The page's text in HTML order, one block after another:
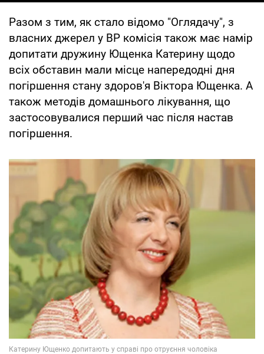
Разом з тим, як стало відомо "Оглядачу", з
власних джерел у ВР комісія також має намір
допитати дружину Ющенка Катерину щодо
всіх обставин мали місце напередодні дня
погіршення стану здоров'я Віктора Ющенка. А
також методів домашнього лікування, що
застосовувалися перший час після настав
погіршення.